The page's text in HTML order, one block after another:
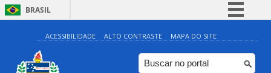
BRASIL
Simplifique!
Comunica BR
ACESSIBILIDADE ALTO CONTRASTE MAPA DO SITE